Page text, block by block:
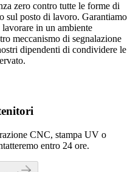
zero contro tutte le forme di
sul posto di lavoro. Garantiamo
in un ambiente
meccanismo di segnalazione
dipendenti di condividere le
CNC, stampa UV o
entro 24 ore.